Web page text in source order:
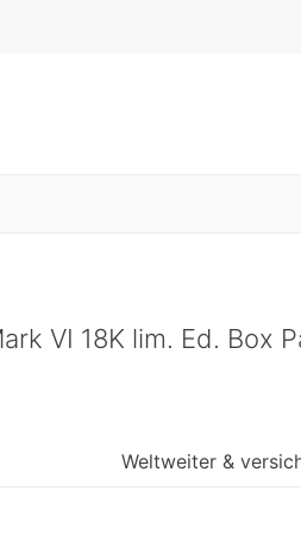
VI 18K lim. Ed. Box
Weltweiter &